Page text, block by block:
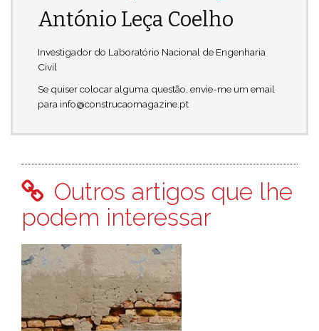
António Leça Coelho
Investigador do Laboratório Nacional de Engenharia
Civil
Se quiser colocar alguma questão, envie-me um email
para info@construcaomagazine.pt
Outros artigos que lhe
podem interessar